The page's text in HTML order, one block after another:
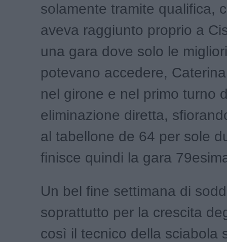
solamente tramite qualifica,
aveva raggiunto proprio a
una gara dove solo le
potevano accedere,
nel girone e nel primo turno
eliminazione diretta,
al tabellone de 64 per sole
finisce quindi la gara
Un bel fine settimana di
soprattutto per la crescita
così il tecnico della sciabola